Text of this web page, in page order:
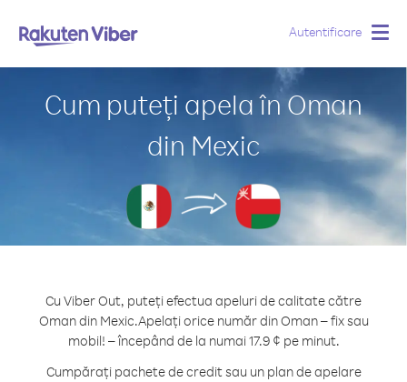
Autentificare
Cum puteți apela în Oman
din Mexic
Cu Viber Out, puteți efectua apeluri de calitate către
Oman din Mexic.Apelați orice număr din Oman – fix sau
mobil! – începând de la numai 17.9 ¢ pe minut.
Cumpărați pachete de credit sau un plan de apelare